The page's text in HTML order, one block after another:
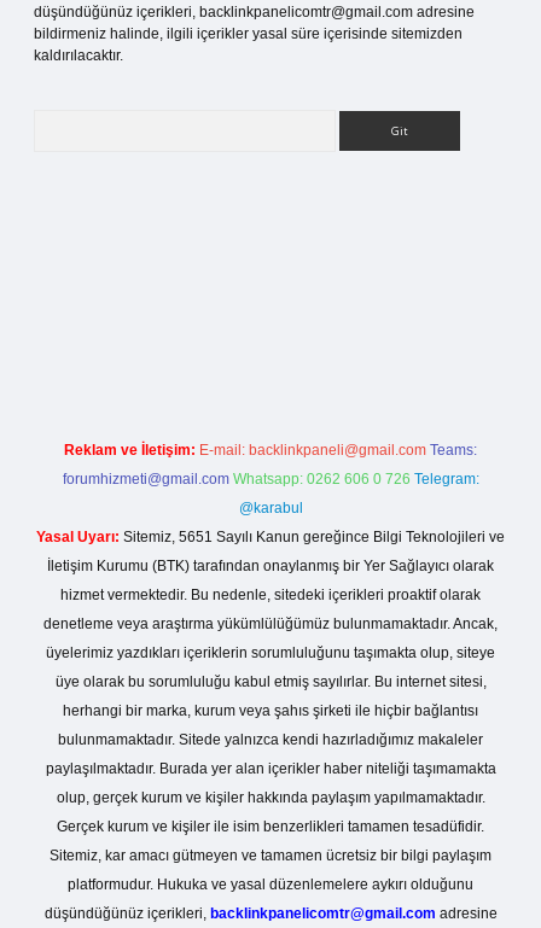
düşündüğünüz içerikleri, backlinkpanelicomtr@gmail.com adresine
bildirmeniz halinde, ilgili içerikler yasal süre içerisinde sitemizden
kaldırılacaktır.
Reklam ve İletişim: E-mail: backlinkpaneli@gmail.com Teams:
forumhizmeti@gmail.com Whatsapp: 0262 606 0 726 Telegram:
@karabul
Yasal Uyarı: Sitemiz, 5651 Sayılı Kanun gereğince Bilgi Teknolojileri ve
İletişim Kurumu (BTK) tarafından onaylanmış bir Yer Sağlayıcı olarak
hizmet vermektedir. Bu nedenle, sitedeki içerikleri proaktif olarak
denetleme veya araştırma yükümlülüğümüz bulunmamaktadır. Ancak,
üyelerimiz yazdıkları içeriklerin sorumluluğunu taşımakta olup, siteye
üye olarak bu sorumluluğu kabul etmiş sayılırlar. Bu internet sitesi,
herhangi bir marka, kurum veya şahıs şirketi ile hiçbir bağlantısı
bulunmamaktadır. Sitede yalnızca kendi hazırladığımız makaleler
paylaşılmaktadır. Burada yer alan içerikler haber niteliği taşımamakta
olup, gerçek kurum ve kişiler hakkında paylaşım yapılmamaktadır.
Gerçek kurum ve kişiler ile isim benzerlikleri tamamen tesadüfidir.
Sitemiz, kar amacı gütmeyen ve tamamen ücretsiz bir bilgi paylaşım
platformudur. Hukuka ve yasal düzenlemelere aykırı olduğunu
düşündüğünüz içerikleri, backlinkpanelicomtr@gmail.com adresine